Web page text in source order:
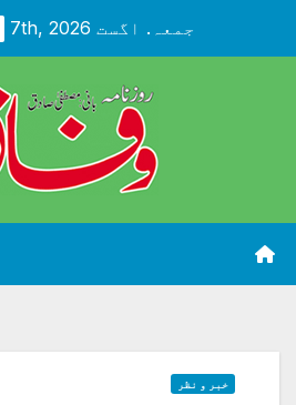
جمعہ. اگست 7th, 2026
خبر و نظر